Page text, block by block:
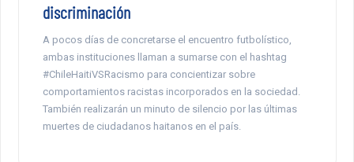
discriminación
A pocos días de concretarse el encuentro futbolístico,
ambas instituciones llaman a sumarse con el hashtag
#ChileHaitiVSRacismo para concientizar sobre
comportamientos racistas incorporados en la sociedad.
También realizarán un minuto de silencio por las últimas
muertes de ciudadanos haitanos en el país.